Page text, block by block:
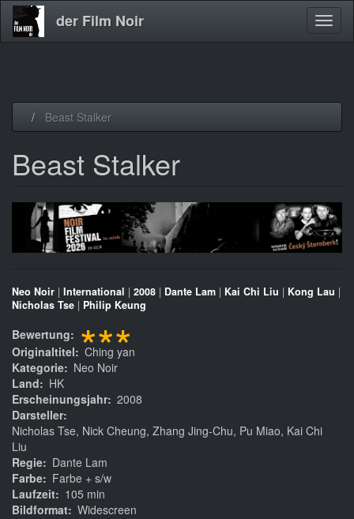
der Film Noir
Beast Stalker
Beast Stalker
Neo Noir | International | 2008 | Dante Lam | Kai Chi Liu | Kong Lau |
Nicholas Tse | Philip Keung
Bewertung ***
Originaltitel
Ching yan
Kategorie
Neo Noir
Land
HK
Erscheinungsjahr 2008
Darsteller
Nicholas Tse, Nick Cheung, Zhang Jing-Chu, Pu Miao, Kai Chi
Liu
Regie
Dante Lam
Farbe
Farbe + s/w
Laufzeit
105 min
Bildformat Widescreen